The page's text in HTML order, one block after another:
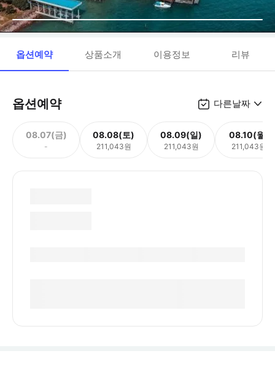
옵션예약 상품소개 이용정보 리뷰
옵션예약 다른날짜
08.07(금)
-
08.08(토)
211,043원
08.09(일)
211,043원
08.10(월)
211,043원